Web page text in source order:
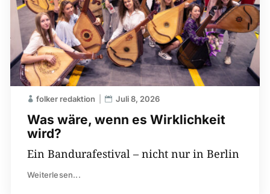
Was wäre, wenn es Wirklichkeit
wird?
folker redaktion Juli 8, 2026
Ein Bandurafestival – nicht nur in Berlin
Weiterlesen...